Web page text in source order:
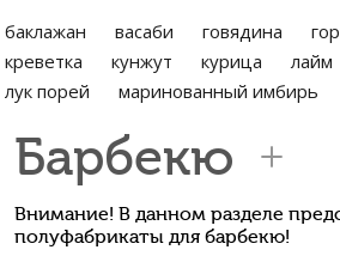
баклажан васаби говядина
креветка
кунжут курица лайм
лук порей
маринованный имбирь
Барбекю
Внимание! В данном разделе
полуфабрикаты для барбекю!